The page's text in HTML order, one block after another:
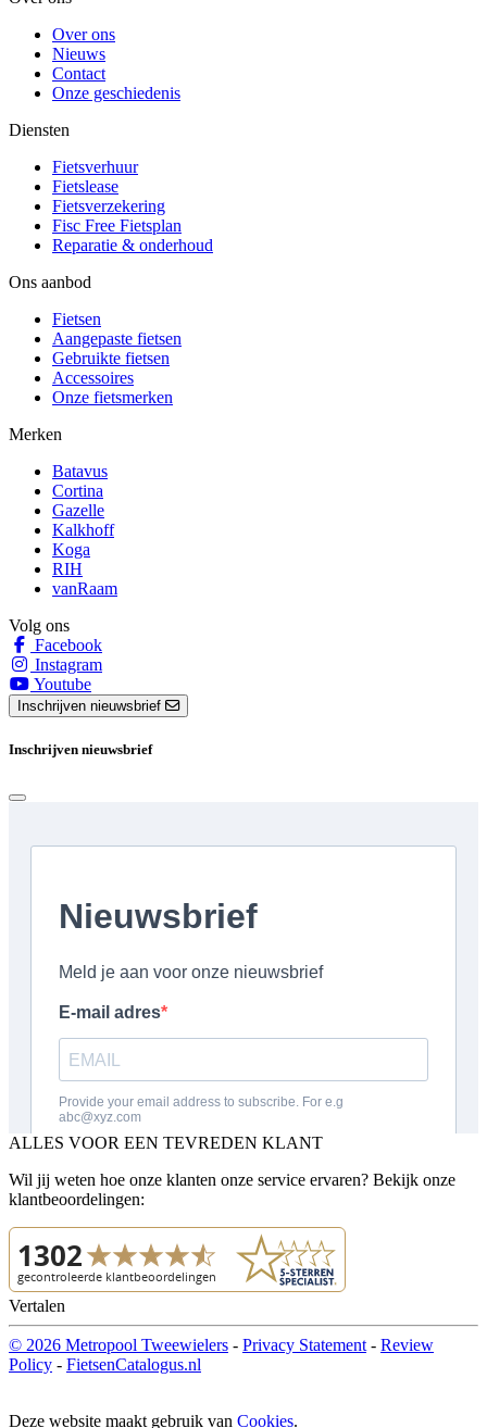
Over ons
Nieuws
Contact
Onze geschiedenis
Diensten
Fietsverhuur
Fietslease
Fietsverzekering
Fisc Free Fietsplan
Reparatie & onderhoud
Ons aanbod
Fietsen
Aangepaste fietsen
Gebruikte fietsen
Accessoires
Onze fietsmerken
Merken
Batavus
Cortina
Gazelle
Kalkhoff
Koga
RIH
vanRaam
Volg ons
Facebook
Instagram
Youtube
Inschrijven nieuwsbrief
Inschrijven nieuwsbrief
ALLES VOOR EEN TEVREDEN KLANT
Wil jij weten hoe onze klanten onze service ervaren? Bekijk onze
klantbeoordelingen:
Vertalen
© 2026 Metropool Tweewielers - Privacy Statement - Review
Policy - FietsenCatalogus.nl
Deze website maakt gebruik van Cookies.